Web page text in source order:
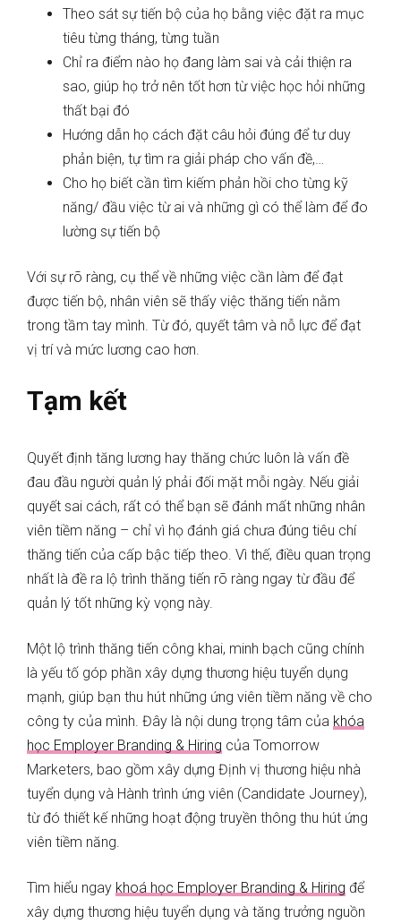
Theo sát sự tiến bộ của họ bằng việc đặt ra mục
tiêu từng tháng, từng tuần
Chỉ ra điểm nào họ đang làm sai và cải thiện ra
sao, giúp họ trở nên tốt hơn từ việc học hỏi những
thất bại đó
Hướng dẫn họ cách đặt câu hỏi đúng để tư duy
phản biện, tự tìm ra giải pháp cho vấn đề,…
Cho họ biết cần tìm kiếm phản hồi cho từng kỹ
năng/ đầu việc từ ai và những gì có thể làm để đo
lường sự tiến bộ
Với sự rõ ràng, cụ thể về những việc cần làm để đạt
được tiến bộ, nhân viên sẽ thấy việc thăng tiến nằm
trong tầm tay mình. Từ đó, quyết tâm và nỗ lực để đạt
vị trí và mức lương cao hơn.
Tạm kết
Quyết định tăng lương hay thăng chức luôn là vấn đề
đau đầu người quản lý phải đối mặt mỗi ngày. Nếu giải
quyết sai cách, rất có thể bạn sẽ đánh mất những nhân
viên tiềm năng – chỉ vì họ đánh giá chưa đúng tiêu chí
thăng tiến của cấp bậc tiếp theo. Vì thế, điều quan trọng
nhất là đề ra lộ trình thăng tiến rõ ràng ngay từ đầu để
quản lý tốt những kỳ vọng này.
Một lộ trình thăng tiến công khai, minh bạch cũng chính
là yếu tố góp phần xây dựng thương hiệu tuyển dụng
mạnh, giúp bạn thu hút những ứng viên tiềm năng về cho
công ty của mình. Đây là nội dung trọng tâm của khóa
học Employer Branding & Hiring của Tomorrow
Marketers, bao gồm xây dựng Định vị thương hiệu nhà
tuyển dụng và Hành trình ứng viên (Candidate Journey),
từ đó thiết kế những hoạt động truyền thông thu hút ứng
viên tiềm năng.
Tìm hiểu ngay khoá học Employer Branding & Hiring để
xây dựng thương hiệu tuyển dụng và tăng trưởng nguồn